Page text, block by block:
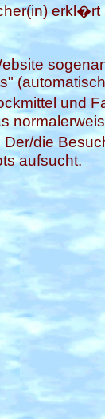
und
die
aufsucht.